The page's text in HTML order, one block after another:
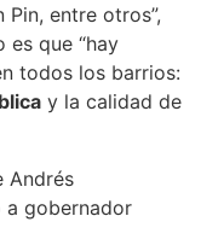
entre otros”,
es que “hay
todos los barrios:
y la calidad de